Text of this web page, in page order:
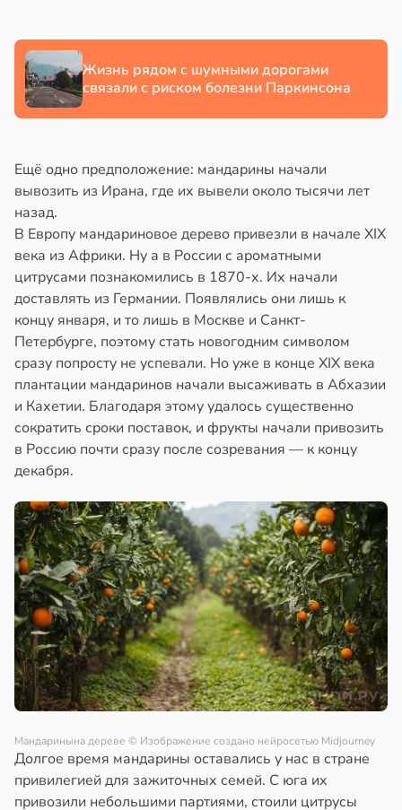
Жизнь рядом с шумными дорогами
связали с риском болезни Паркинсона
Ещё одно предположение: мандарины начали
вывозить из Ирана, где их вывели около тысячи лет
назад.
В Европу мандариновое дерево привезли в начале XIX
века из Африки. Ну а в России с ароматными
цитрусами познакомились в 1870-х. Их начали
доставлять из Германии. Появлялись они лишь к
концу января, и то лишь в Москве и Санкт-
Петербурге, поэтому стать новогодним символом
сразу попросту не успевали. Но уже в конце XIX века
плантации мандаринов начали высаживать в Абхазии
и Кахетии. Благодаря этому удалось существенно
сократить сроки поставок, и фрукты начали привозить
в Россию почти сразу после созревания — к концу
декабря.
Мандаринына дереве © Изображение создано нейросетью Midjourney
Долгое время мандарины оставались у нас в стране
привилегией для зажиточных семей. С юга их
привозили небольшими партиями, стоили цитрусы